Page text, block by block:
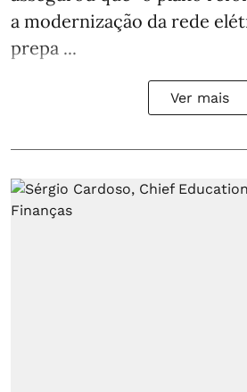
a modernização da rede
prepa ...
Ver mais